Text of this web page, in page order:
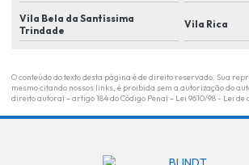
Portaria remota
Portaria remota empresas
Portaria remota residencial
Vila Bela da Santíssima
Trindade
Vila Rica
O conteúdo do texto desta página é de direito reservado. Sua
mesmo citando nossos links, é proibida sem a autorização do
direito autoral – artigo 184 do Código Penal – Lei 9610/98 - Lei